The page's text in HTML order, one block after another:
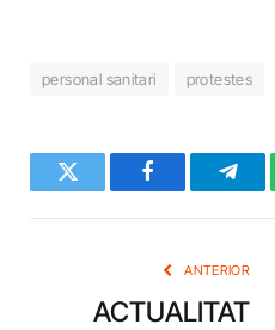
personal sanitari protestes
Twitter Facebook
ANTERIOR
ACTUALITAT